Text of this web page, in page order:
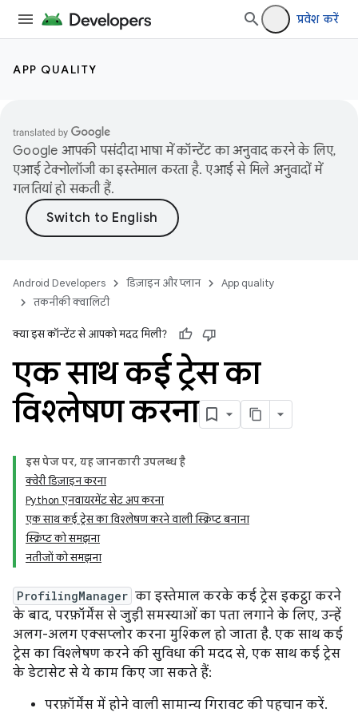
प्रवेश करें
APP QUALITY
Google आपकी पसंदीदा भाषा में कॉन्टेंट का अनुवाद करने के लिए,
एआई टेक्नोलॉजी का इस्तेमाल करता है. एआई से मिले अनुवादों में
गलतियां हो सकती हैं.
Android Developers डिज़ाइन और प्लान
App quality
तकनीकी क्वालिटी
क्या इस कॉन्टेंट से आपको मदद मिली?
एक साथ कई ट्रेस का
विश्लेषण करना
इस पेज पर, यह जानकारी उपलब्ध है
क्वेरी डिज़ाइन करना
Python एनवायरमेंट सेट अप करना
एक साथ कई ट्रेस का विश्लेषण करने वाली स्क्रिप्ट बनाना
स्क्रिप्ट को समझना
नतीजों को समझना
ProfilingManager का इस्तेमाल करके कई ट्रेस इकट्ठा करने
के बाद, परफ़ॉर्मेंस से जुड़ी समस्याओं का पता लगाने के लिए, उन्हें
अलग-अलग एक्सप्लोर करना मुश्किल हो जाता है. एक साथ कई
ट्रेस का विश्लेषण करने की सुविधा की मदद से, एक साथ कई ट्रेस
के डेटासेट से ये काम किए जा सकते हैं:
परफ़ॉर्मेंस में होने वाली सामान्य गिरावट की पहचान करें.